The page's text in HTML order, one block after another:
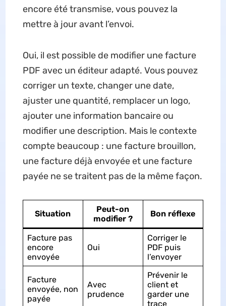
encore été transmise, vous pouvez la
mettre à jour avant l’envoi.
Oui, il est possible de modifier une facture
PDF avec un éditeur adapté. Vous pouvez
corriger un texte, changer une date,
ajuster une quantité, remplacer un logo,
ajouter une information bancaire ou
modifier une description. Mais le contexte
compte beaucoup : une facture brouillon,
une facture déjà envoyée et une facture
payée ne se traitent pas de la même façon.
Situation
Peut-on
modifier ?
Bon réflexe
Facture pas
encore
envoyée
Oui
Corriger le
PDF puis
l’envoyer
Facture
envoyée, non
payée
Avec
prudence
Prévenir le
client et
garder une
trace